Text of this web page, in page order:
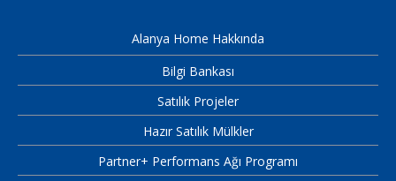
Alanya Home Hakkında
Bilgi Bankası
Satılık Projeler
Hazır Satılık Mülkler
Partner+ Performans Ağı Programı